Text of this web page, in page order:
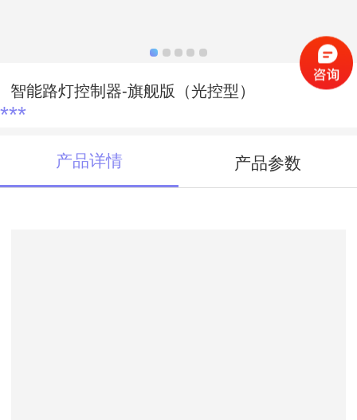
智能路灯控制器-旗舰版（光控型）
***
产品详情 产品参数